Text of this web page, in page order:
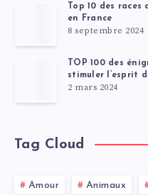
Top 10 des
en France
8 septembre 2024
TOP 100 des
stimuler l’esprit
2 mars 2024
Tag Cloud
Amour Animaux